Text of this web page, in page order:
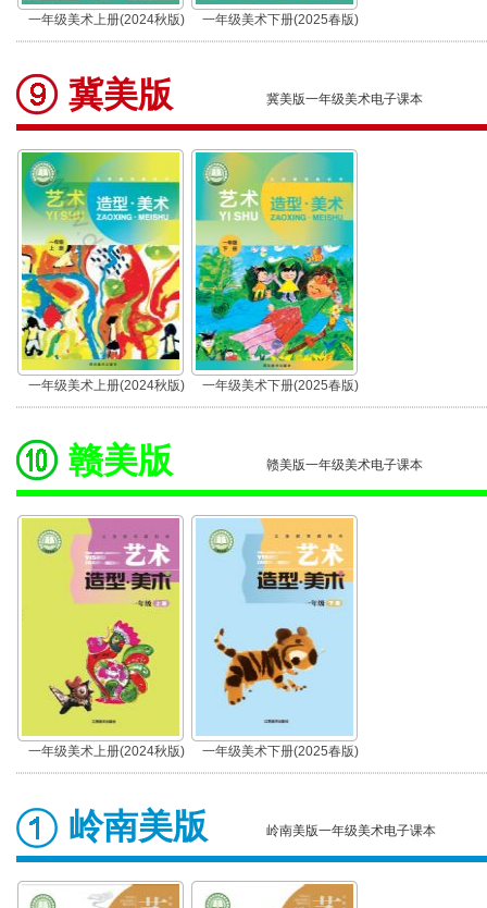
一年级美术上册(2024秋版) 一年级美术下册(2025春版)
冀美版 冀美版一年级美术电子课本
一年级美术上册(2024秋版) 一年级美术下册(2025春版)
赣美版 赣美版一年级美术电子课本
一年级美术上册(2024秋版) 一年级美术下册(2025春版)
岭南美版 岭南美版一年级美术电子课本